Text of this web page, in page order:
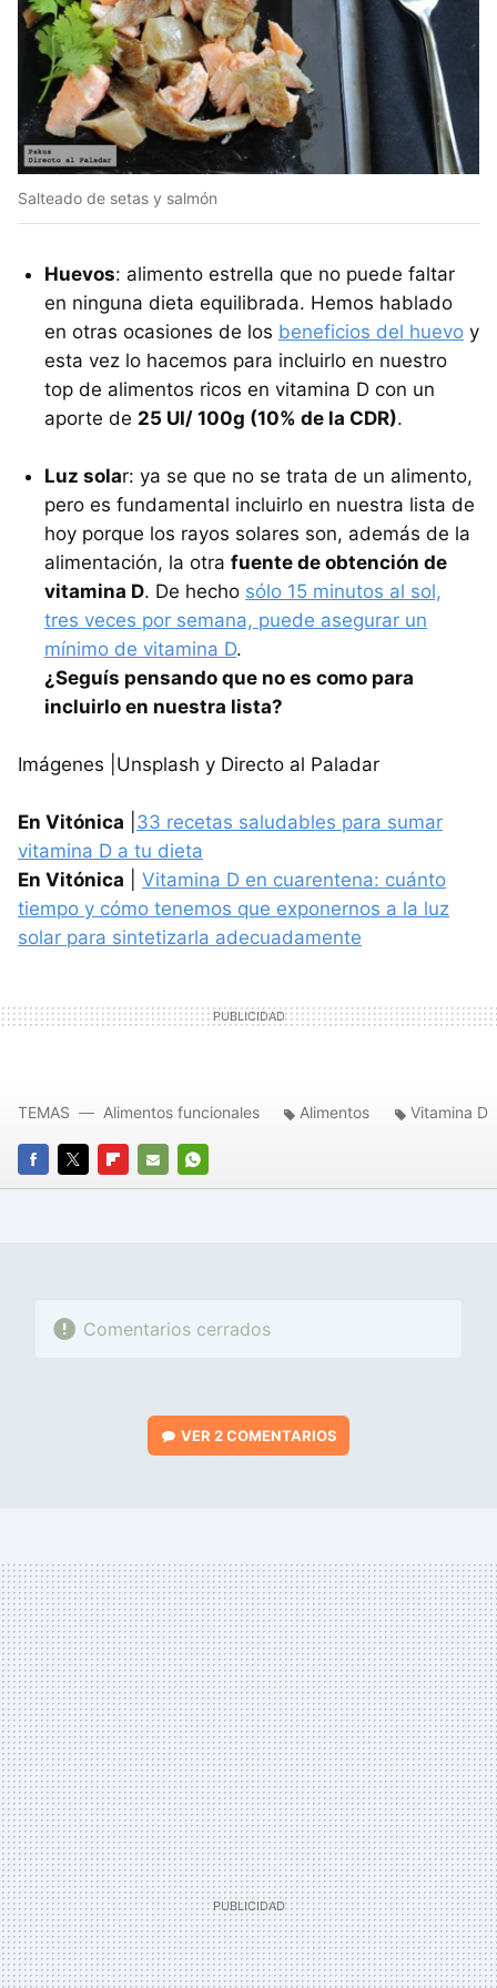
Salteado de setas y salmón
Huevos: alimento estrella que no puede faltar
en ninguna dieta equilibrada. Hemos hablado
en otras ocasiones de los beneficios del huevo y
esta vez lo hacemos para incluirlo en nuestro
top de alimentos ricos en vitamina D con un
aporte de 25 UI/ 100g (10% de la CDR).
Luz solar: ya se que no se trata de un alimento,
pero es fundamental incluirlo en nuestra lista de
hoy porque los rayos solares son, además de la
alimentación, la otra fuente de obtención de
vitamina D. De hecho sólo 15 minutos al sol,
tres veces por semana, puede asegurar un
mínimo de vitamina D.
¿Seguís pensando que no es como para
incluirlo en nuestra lista?
Imágenes |Unsplash y Directo al Paladar
En Vitónica
33 recetas saludables para sumar
vitamina D a tu dieta
En Vitónica
Vitamina D en cuarentena: cuánto
tiempo y cómo tenemos que exponernos a la luz
solar para sintetizarla adecuadamente
FACEBOOK
TWITTERFLIPBOARD
E-
WHATSAPP
TEMAS Alimentos funcionales Alimentos Vitamina D
Comentarios cerrados
VER2 COMENTARIOS